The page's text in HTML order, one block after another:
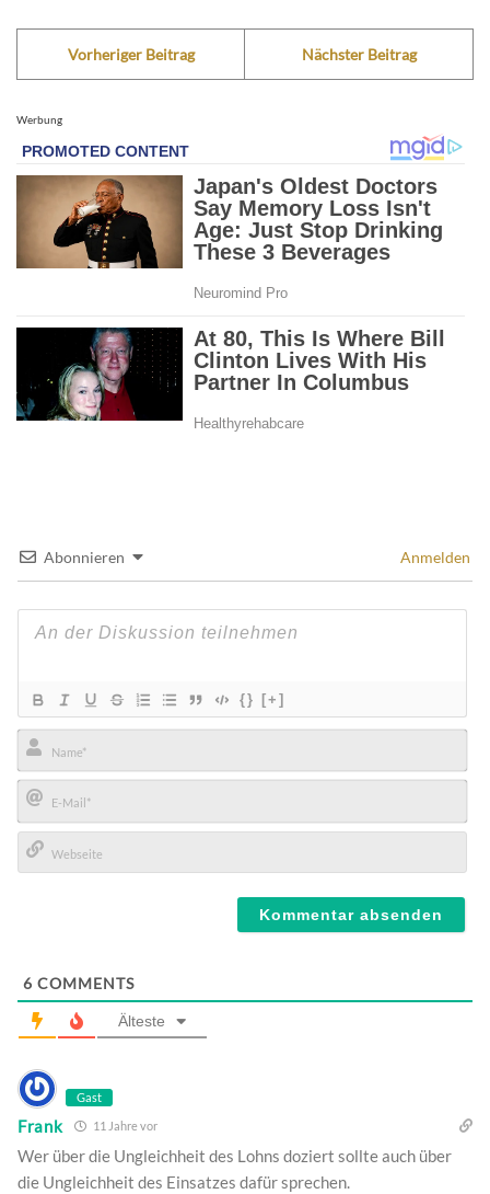
Vorheriger Beitrag Nächster Beitrag
Werbung
Abonnieren Anmelden
{} [+]
Name*
E-
Mail*
6 COMMENTS
Älteste
Gast
Frank 11 Jahre vor
Wer über die Ungleichheit des Lohns doziert sollte auch über
die Ungleichheit des Einsatzes dafür sprechen.